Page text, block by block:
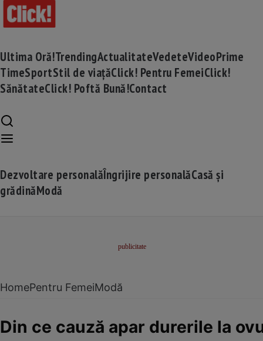
Ultima Oră!TrendingActualitateVedeteVideoPrime
TimeSportStil de viațăClick! Pentru FemeiClick!
SănătateClick! Poftă Bună!Contact
Dezvoltare personalăÎngrijire personalăCasă și
grădinăModă
HomePentru FemeiModă
Din ce cauză apar durerile la